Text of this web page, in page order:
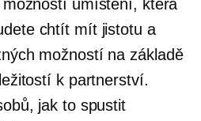
umístění, která
chtít mít jistotu a
možností na základě
k partnerství.
jak to spustit